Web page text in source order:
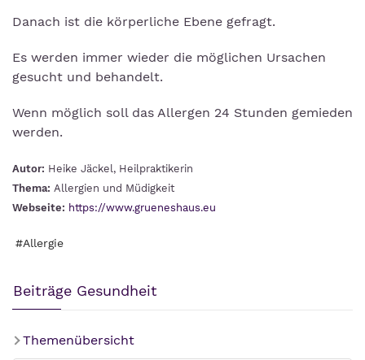
Danach ist die körperliche Ebene gefragt.
Es werden immer wieder die möglichen Ursachen
gesucht und behandelt.
Wenn möglich soll das Allergen 24 Stunden gemieden
werden.
Autor: Heike Jäckel, Heilpraktikerin
Thema: Allergien und Müdigkeit
Webseite: https://www.grueneshaus.eu
#Allergie
Beiträge Gesundheit
Themenübersicht